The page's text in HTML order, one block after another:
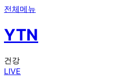
전체메뉴
YTN
건강
LIVE